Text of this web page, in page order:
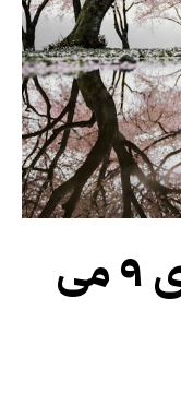
ساهاجا یوگا فارسی ۹ می